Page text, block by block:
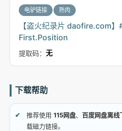
电驴链接 熟肉
【盗火纪录片 daofire.com
First.Position
提取码： 无
下载帮助
推荐使用 115网盘、 百度网盘离线
载磁力链接。